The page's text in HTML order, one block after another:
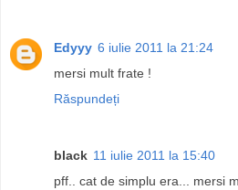
Edyyy 6 iulie 2011 la 21:24
mersi mult frate !
Răspundeți
black 11 iulie 2011 la 15:40
pff.. cat de simplu era... mersi